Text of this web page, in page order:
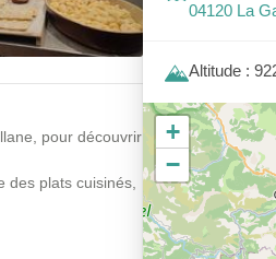
pour découvrir
plats cuisinés,
04120 La
Altitude :
+
−